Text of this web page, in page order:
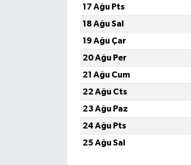
17 Ağu Pts
18 Ağu Sal
19 Ağu Çar
20 Ağu Per
21 Ağu Cum
22 Ağu Cts
23 Ağu Paz
24 Ağu Pts
25 Ağu Sal